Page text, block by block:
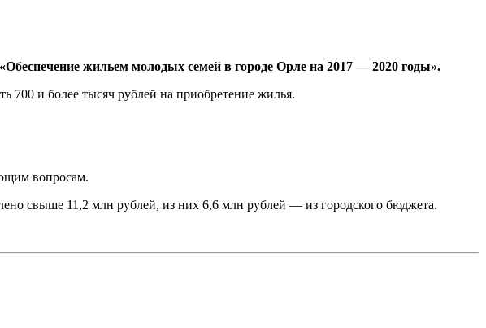
жильем молодых семей в городе Орле на 2017 — 2020 годы».
700 и более тысяч рублей на приобретение жилья.
вопросам.
свыше 11,2 млн рублей, из них 6,6 млн рублей — из городского бюджета.